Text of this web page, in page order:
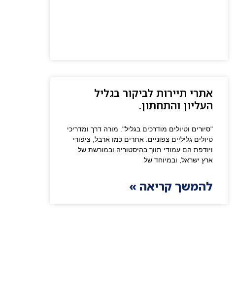
אתרי תיירות לביקור בגליל
העליון והתחתון.
"סיורים וטיולים מודרכים בגליל". מורה דרך ומדריכי
טיולים גליליים צפוניים. אתרים כמו ארבל, ציפורי
ויודפת הם עמודי תווך בהיסטוריה ובמורשת של
ארץ ישראל, ובמיוחד של
להמשך קריאה »